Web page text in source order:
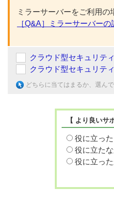
ミラーサーバーをご利用の
［Q&A］ミラーサーバー
クラウド型セキュリテ
クラウド型セキュリテ
どちらに当てはまるか、選ん
【 より良い
役に立った
役に立た
役に立っ